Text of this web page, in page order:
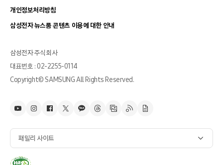
개인정보처리방침
삼성전자 뉴스룸 콘텐츠 이용에 대한 안내
삼성전자 주식회사
대표번호 : 02-2255-0114
Copyright© SAMSUNG All Rights Reserved.
패밀리 사이트